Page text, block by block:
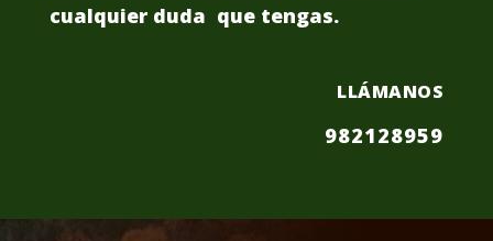
cualquier duda que tengas.
LLÁMANOS
982128959